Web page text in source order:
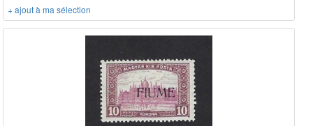
+ ajout à ma sélection